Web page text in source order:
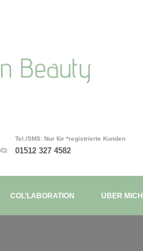
Beauty
Tel./SMS: Nur für *registrierte Kunden
01512 327 4582
COL’LABORATION ÜBER MICH